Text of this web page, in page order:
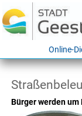
Online-
Bürger werden